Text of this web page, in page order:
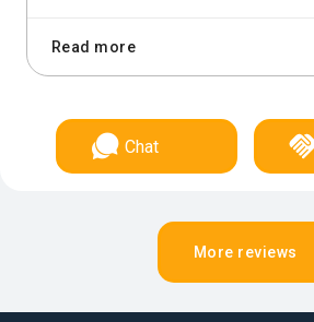
Read more
Chat
More reviews